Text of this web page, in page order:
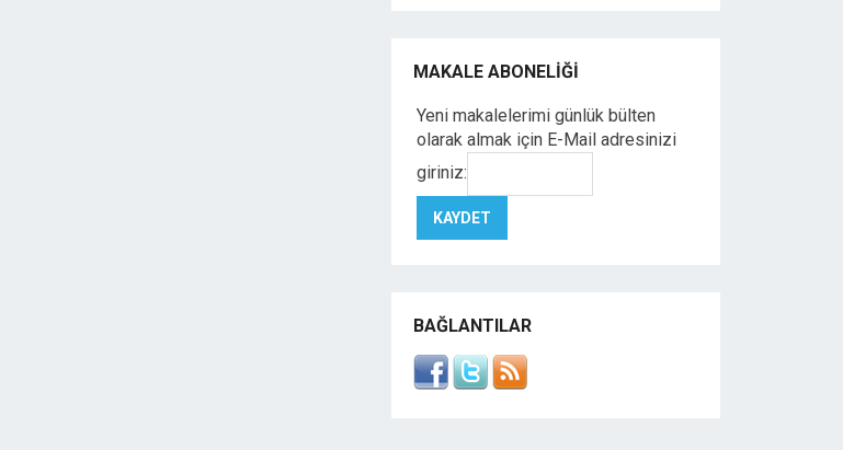
MAKALE ABONELIĞI
Yeni makalelerimi günlük bülten
olarak almak için E-Mail adresinizi
giriniz:
BAĞLANTILAR